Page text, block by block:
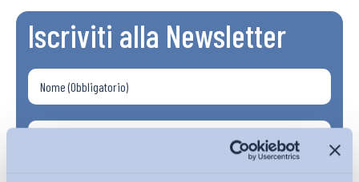
Iscriviti alla Newsletter